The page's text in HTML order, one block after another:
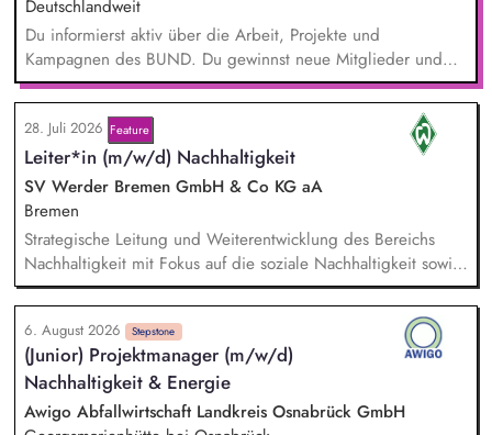
Deutschlandweit
Du informierst aktiv über die Arbeit, Projekte und
Kampagnen des BUND. Du gewinnst neue Mitglieder und
stärkst damit langfristig den Umwelt- und Naturschutz. Du
beantwortest Fragen zu Umwelt-, Arten- und Klimaschutz nach
bestem Wissen und Gewissen. Du unterstützt Kampagnen
und Aktionen, beispielsweise durch das Sammeln von
Unterschriften für Petitionen.
28. Juli 2026 Feature
Leiter*in (m/w/d) Nachhaltigkeit
SV Werder Bremen GmbH & Co KG aA
Bremen
Strategische Leitung und Weiterentwicklung des Bereichs
Nachhaltigkeit mit Fokus auf die soziale Nachhaltigkeit sowie
Verantwortung für die Erreichung der Nachhaltigkeitsziele in
Zusammenarbeit mit der Geschäftsführung und anderen
Bereichen. Disziplinarische und fachliche Führung sowie
Entwicklung der Mitarbeiter*innen im Bereich Nachhaltigkeit.
Pflege und Weiterentwicklung des Netzwerks an
Kooperationspartner*innen sowie strategische Entwicklung
6. August 2026 Stepstone
(Junior) Projektmanager (m/w/d)
Nachhaltigkeit & Energie
Awigo Abfallwirtschaft Landkreis Osnabrück GmbH